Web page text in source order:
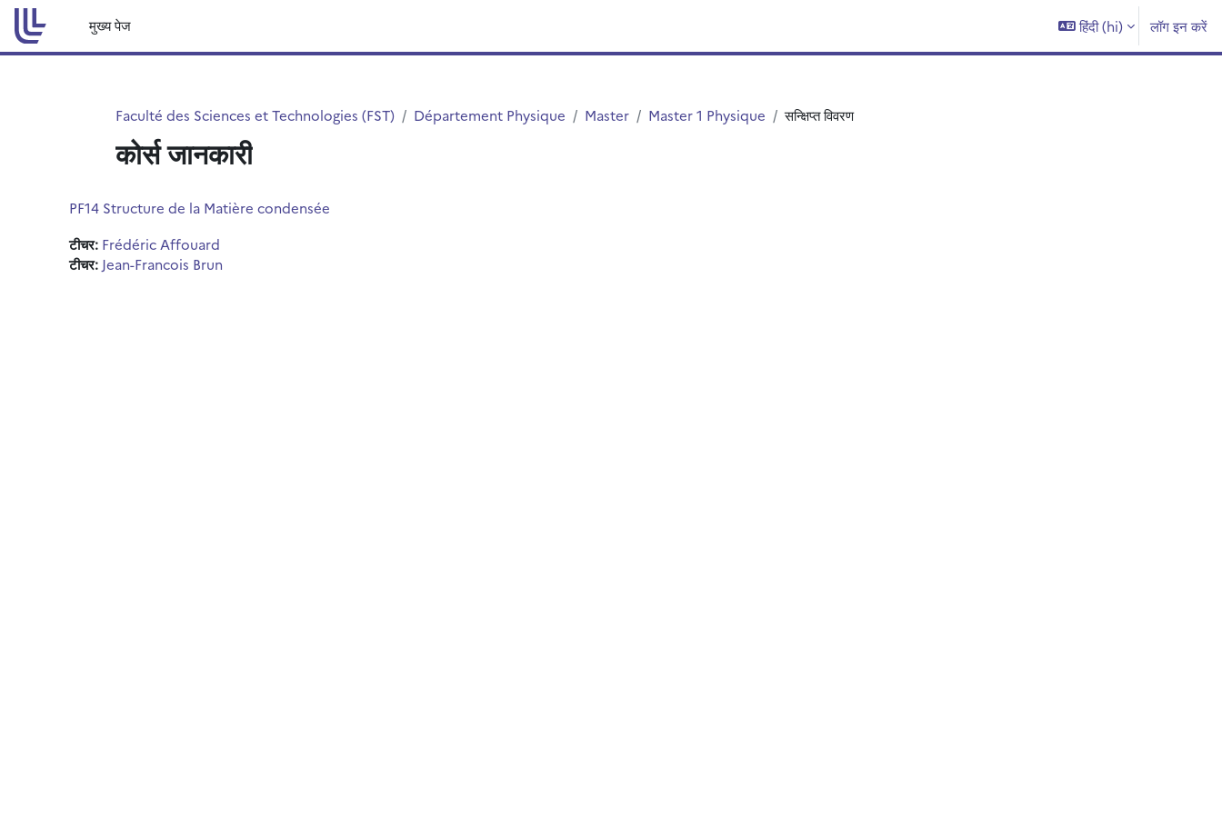
छोड़ कर मुख्य सामग्री पर जाएं
मुख्य पेज
हिंदी ‎(hi)‎ लॉग इन करें
Faculté des Sciences et Technologies (FST) Département Physique Master Master 1 Physique सन्क्षिप्त विवरण
कोर्स जानकारी
PF14 Structure de la Matière condensée
टीचर: Frédéric Affouard
टीचर: Jean-Francois Brun